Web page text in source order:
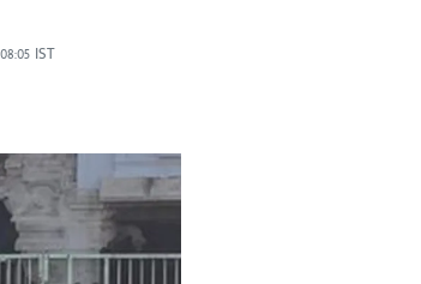
IST